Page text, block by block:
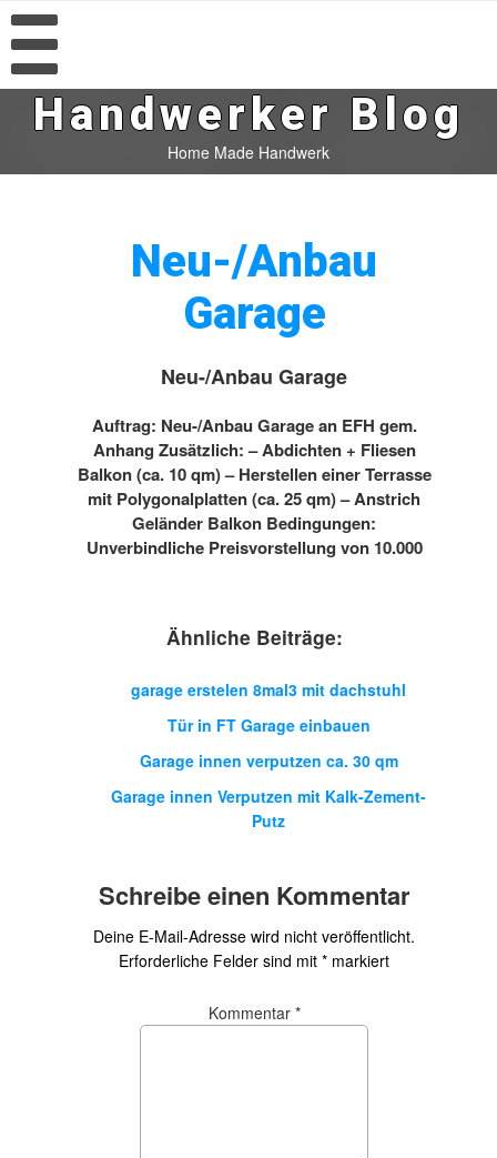
Handwerker Blog
Home Made Handwerk
Neu-/Anbau
Garage
Neu-/Anbau Garage
Auftrag: Neu-/Anbau Garage an EFH gem.
Anhang Zusätzlich: – Abdichten + Fliesen
Balkon (ca. 10 qm) – Herstellen einer Terrasse
mit Polygonalplatten (ca. 25 qm) – Anstrich
Geländer Balkon Bedingungen:
Unverbindliche Preisvorstellung von 10.000
Ähnliche Beiträge:
garage erstelen 8mal3 mit dachstuhl
Tür in FT Garage einbauen
Garage innen verputzen ca. 30 qm
Garage innen Verputzen mit Kalk-Zement-
Putz
Schreibe einen Kommentar
Deine E-Mail-Adresse wird nicht veröffentlicht.
Erforderliche Felder sind mit * markiert
Kommentar *